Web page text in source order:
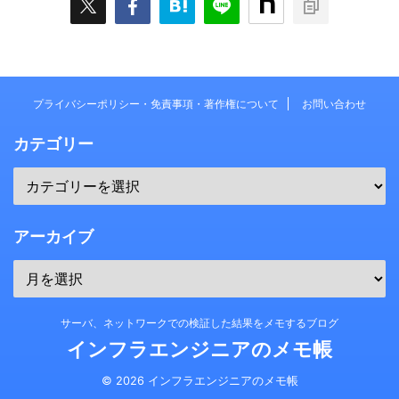
プライバシーポリシー・免責事項・著作権について お問い合わせ
カテゴリー
アーカイブ
サーバ、ネットワークでの検証した結果をメモするブログ
インフラエンジニアのメモ帳
© 2026 インフラエンジニアのメモ帳